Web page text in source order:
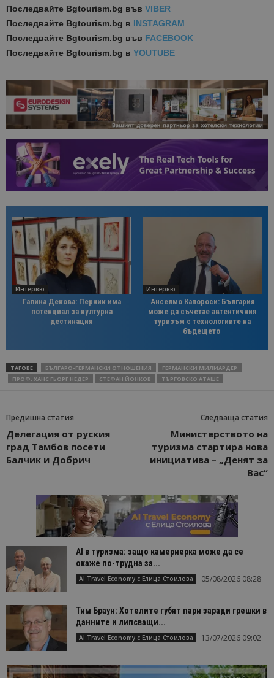
Последвайте Bgtourism.bg във VIBER
Последвайте Bgtourism.bg в INSTAGRAM
Последвайте Bgtourism.bg във FACEBOOK
Последвайте Bgtourism.bg в YOUTUBE
Интервю
Галина Декова: Перник има
потенциал за културна
дестинация
Интервю
Анселмо Капороси: България
може да съчетае автентичния
туризъм с технологиите на
бъдещето
ТАГОВЕ БЪЛГАРО-ГЕРМАНСКИ ОТНОШЕНИЯ
ГЕРМАНСКИ МИЛИАРДЕР
ПРОФ. ХАНС ГЬОРГ НЕДЕР
СТЕФАН ЙОНКОВ ТЪРГОВСКО АТАШЕ
Предишна статия
Делегация от руския
град Тамбов посети
Балчик и Добрич
Следваща статия
Министерството на
туризма стартира нова
инициатива – „Денят за
Вас“
AI в туризма: защо камериерка може да се
окаже по-трудна за...
AI Travel Economy с Елица Стоилова 05/08/2026 08:28
Тим Браун: Хотелите губят пари заради грешки в
данните и липсващи...
AI Travel Economy с Елица Стоилова 13/07/2026 09:02